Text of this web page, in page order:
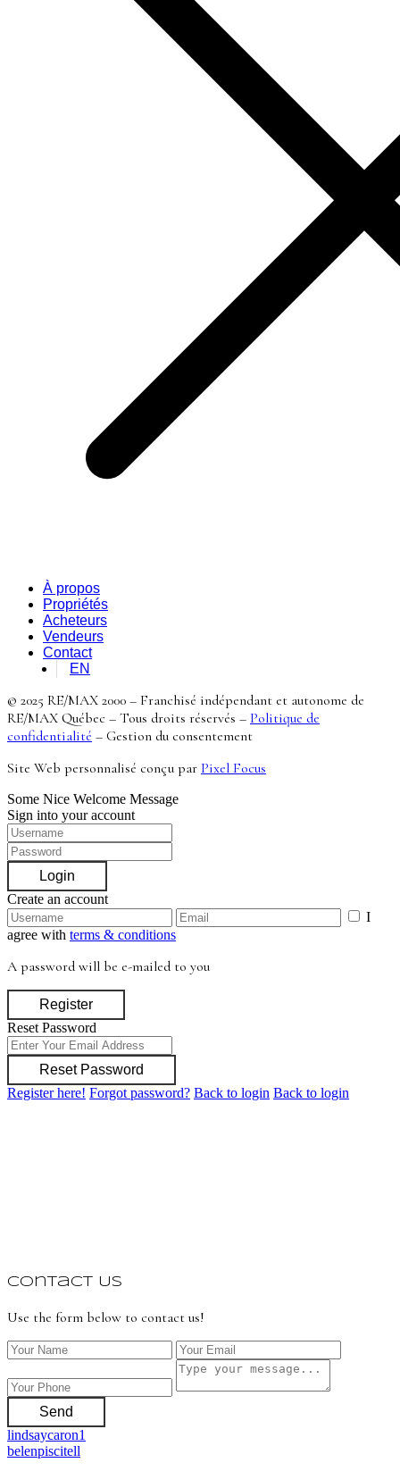
À propos
Propriétés
Acheteurs
Vendeurs
Contact
EN
© 2025 RE/MAX 2000 – Franchisé indépendant et autonome de
RE/MAX Québec – Tous droits réservés – Politique de
confidentialité – Gestion du consentement
Site Web personnalisé conçu par Pixel Focus
Some Nice Welcome Message
Sign into your account
Login
Create an account
I
agree with terms & conditions
A password will be e-mailed to you
Register
Reset Password
Reset Password
Register here! Forgot password? Back to login Back to login
Contact Us
Use the form below to contact us!
Send
lindsaycaron1
belenpiscitell